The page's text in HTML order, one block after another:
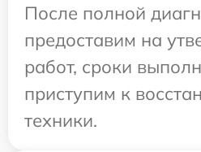
После полной
предоставим на
работ, сроки
приступим к
техники.